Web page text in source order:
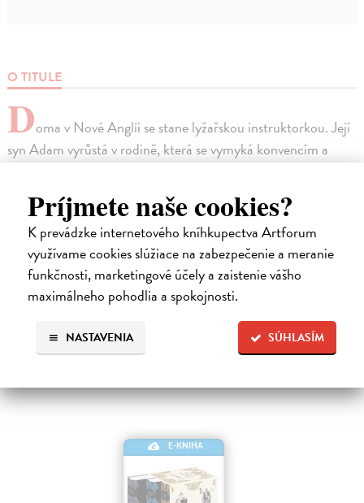
Príjmete naše cookies?
K prevádzke internetového kníhkupectva Artforum
využívame cookies slúžiace na zabezpečenie a meranie
funkčnosti, marketingové účely a zaistenie vášho
maximálneho pohodlia a spokojnosti.
SÚHLASÍM
NASTAVENIA
O TITULE
Doma v Nové Anglii se stane lyžařskou instruktorkou. Její
syn Adam vyrůstá v rodině, která se vymyká konvencím a
letech se Adam vydá hledat odpovědi právě do Aspenu. V
hotelu Jerome, kde byl počat, se setká s několika duchy. A
nejsou to první ani poslednípřízraky, které uvidí… Patnáctý
román Johna Irvinga je monumentální rodinná sága, čtivý a
dramatický příběh s duchařskými prvky.
Podobné tituly
E-KNIHA